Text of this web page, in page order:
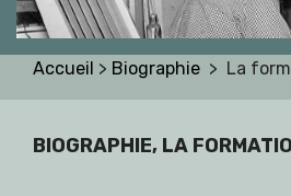
Accueil > Biographie > La
BIOGRAPHIE, LA